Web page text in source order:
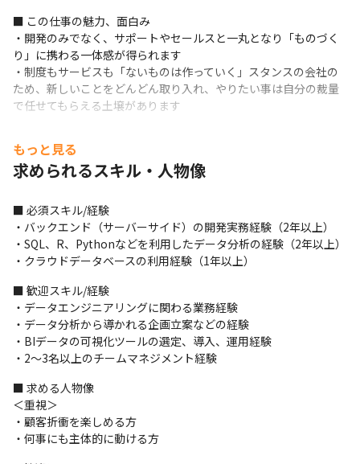
■ この仕事の魅力、面白み
・開発のみでなく、サポートやセールスと一丸となり「ものづく
り」に携わる一体感が得られます
・制度もサービスも「ないものは作っていく」スタンスの会社の
ため、新しいことをどんどん取り入れ、やりたい事は自分の裁量
で任せてもらえる土壌があります
もっと見る
求められるスキル・人物像
■ 必須スキル/経験
・バックエンド（サーバーサイド）の開発実務経験（2年以上）
・SQL、R、Pythonなどを利用したデータ分析の経験（2年以上）
・クラウドデータベースの利用経験（1年以上）
■ 歓迎スキル/経験
・データエンジニアリングに関わる業務経験
・データ分析から導かれる企画立案などの経験
・BIデータの可視化ツールの選定、導入、運用経験
・2～3名以上のチームマネジメント経験
■ 求める人物像
＜重視＞
・顧客折衝を楽しめる方
・何事にも主体的に動ける方